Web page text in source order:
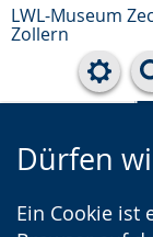
LWL-Museum
Zollern
Dürfen
Ein Cookie ist